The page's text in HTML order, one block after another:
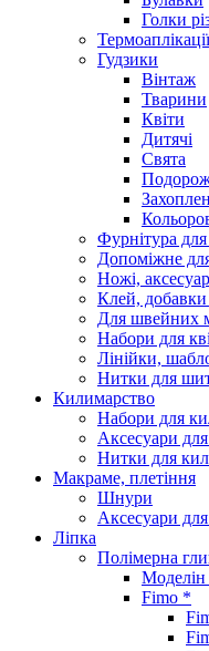
Голки
Термоаплікації
Гудзики
Вінтаж
Тварини
Квіти
Дитячі
Свята
Фурнітура
Допоміжне
Ножі,
Клей,
Для швейних
Набори для
Лінійки,
Нитки для
Килимарство
Набори для
Аксесуари
Нитки для
Макраме, плетіння
Шнури
Аксесуари
Ліпка
Полімерна
Fimo *